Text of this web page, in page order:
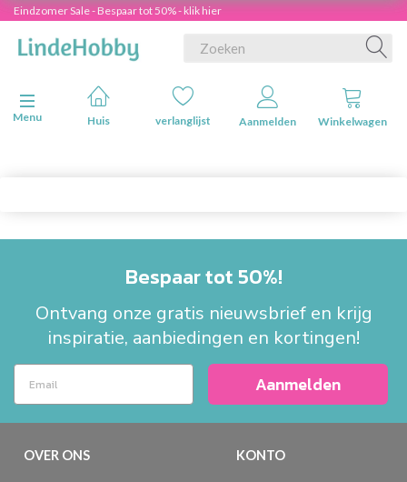
Eindzomer Sale - Bespaar tot 50% - klik hier
Navigatie in-/uitschakelen
Menu
Huis verlanglijst Aanmelden Winkelwagen
Bespaar tot 50%!
Ontvang onze gratis nieuwsbrief en krijg
inspiratie, aanbiedingen en kortingen!
Aanmelden
OVER ONS KONTO